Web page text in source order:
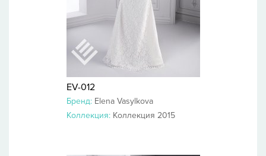
EV-012
Бренд: Elena Vasylkova
Коллекция: Коллекция 2015